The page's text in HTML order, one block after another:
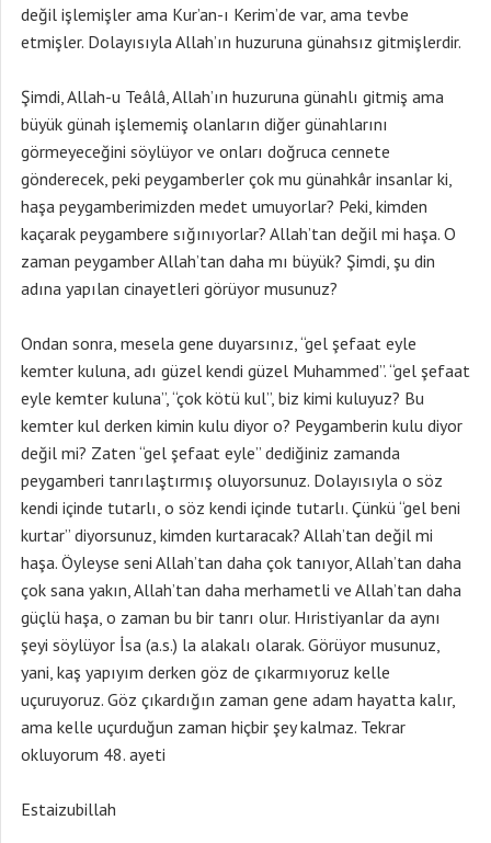
değil işlemişler ama Kur’an-ı Kerim’de var, ama tevbe
etmişler. Dolayısıyla Allah’ın huzuruna günahsız gitmişlerdir.
Şimdi, Allah-u Teâlâ, Allah’ın huzuruna günahlı gitmiş ama
büyük günah işlememiş olanların diğer günahlarını
görmeyeceğini söylüyor ve onları doğruca cennete
gönderecek, peki peygamberler çok mu günahkâr insanlar ki,
haşa peygamberimizden medet umuyorlar? Peki, kimden
kaçarak peygambere sığınıyorlar? Allah’tan değil mi haşa. O
zaman peygamber Allah’tan daha mı büyük? Şimdi, şu din
adına yapılan cinayetleri görüyor musunuz?
Ondan sonra, mesela gene duyarsınız, “gel şefaat eyle
kemter kuluna, adı güzel kendi güzel Muhammed”. “gel şefaat
eyle kemter kuluna”, “çok kötü kul”, biz kimi kuluyuz? Bu
kemter kul derken kimin kulu diyor o? Peygamberin kulu diyor
değil mi? Zaten “gel şefaat eyle” dediğiniz zamanda
peygamberi tanrılaştırmış oluyorsunuz. Dolayısıyla o söz
kendi içinde tutarlı, o söz kendi içinde tutarlı. Çünkü “gel beni
kurtar” diyorsunuz, kimden kurtaracak? Allah’tan değil mi
haşa. Öyleyse seni Allah’tan daha çok tanıyor, Allah’tan daha
çok sana yakın, Allah’tan daha merhametli ve Allah’tan daha
güçlü haşa, o zaman bu bir tanrı olur. Hıristiyanlar da aynı
şeyi söylüyor İsa (a.s.) la alakalı olarak. Görüyor musunuz,
yani, kaş yapıyım derken göz de çıkarmıyoruz kelle
uçuruyoruz. Göz çıkardığın zaman gene adam hayatta kalır,
ama kelle uçurduğun zaman hiçbir şey kalmaz. Tekrar
okluyorum 48. ayeti
Estaizubillah